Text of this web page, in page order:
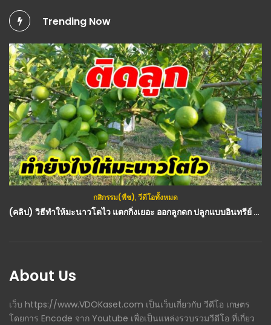
Trending Now
กสิกรรม(พืช),วีดีโอทั้งหมด
(คลิป) วิธีทำให้มะนาวโตไว แตกกิ่งเยอะ ออกลูกดก ปลูกแบบอินทรีย์ สวยนาน : วีดีโอ เกษตร
About Us
เว็บ https://www.VDOKaset.com เป็นเว็บเกี่ยวกับ วีดีโอ เกษตร
โดยการ Encode จาก Youtube เพื่อเป็นแหล่งรวบรวมวีดีโอ ที่เกี่ยว